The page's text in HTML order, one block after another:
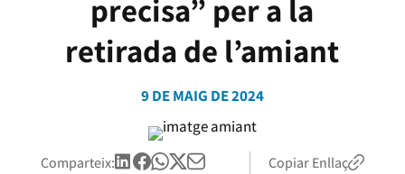
precisa” per a la
retirada de l’amiant
9 DE MAIG DE 2024
Comparteix: Copiar Enllaç